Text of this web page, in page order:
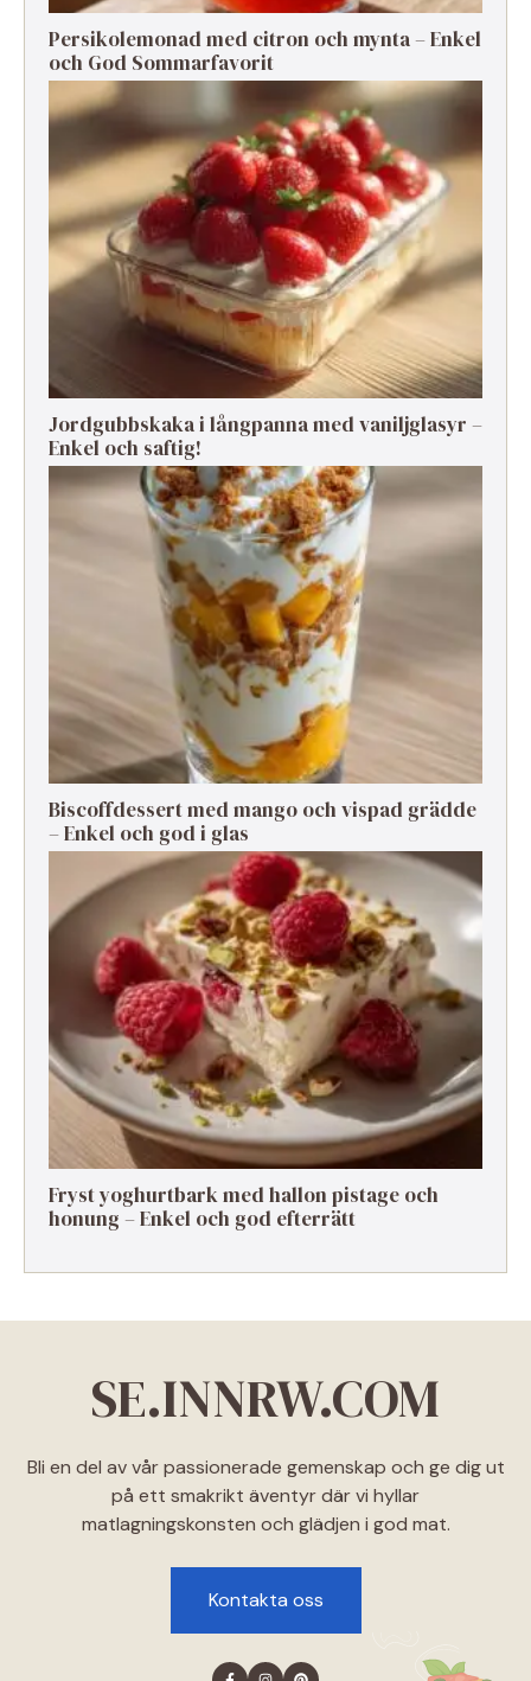
Persikolemonad med citron och mynta – Enkel
och God Sommarfavorit
Jordgubbskaka i långpanna med vaniljglasyr –
Enkel och saftig!
Biscoffdessert med mango och vispad grädde
– Enkel och god i glas
Fryst yoghurtbark med hallon pistage och
honung – Enkel och god efterrätt
SE.INNRW.COM
Bli en del av vår passionerade gemenskap och ge dig ut
på ett smakrikt äventyr där vi hyllar
matlagningskonsten och glädjen i god mat.
Kontakta oss